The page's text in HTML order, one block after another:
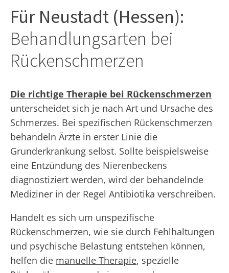
Für Neustadt (Hessen):
Behandlungsarten bei
Rückenschmerzen
Die richtige Therapie bei Rückenschmerzen
unterscheidet sich je nach Art und Ursache des
Schmerzes. Bei spezifischen Rückenschmerzen
behandeln Ärzte in erster Linie die
Grunderkrankung selbst. Sollte beispielsweise
eine Entzündung des Nierenbeckens
diagnostiziert werden, wird der behandelnde
Mediziner in der Regel Antibiotika verschreiben.
Handelt es sich um unspezifische
Rückenschmerzen, wie sie durch Fehlhaltungen
und psychische Belastung entstehen können,
helfen die manuelle Therapie, spezielle